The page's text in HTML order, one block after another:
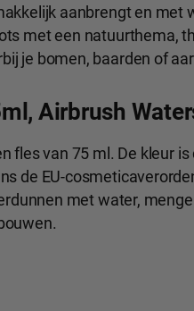
aanbrengt en met
met een natuurthema,
je bomen, baarden of
Airbrush
fles van 75 ml. De kleur
de EU-
met water,